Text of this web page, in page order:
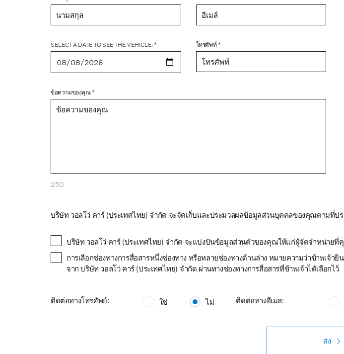
SELECT A DATE TO SEE THE VEHICLE: * โทรศัพท์ *
ข้อความของคุณ *
250
บริษัท วอลโว่ คาร์ (ประเทศไทย) จำกัด จะจัดเก็บและประมวลผลข้อมูลส่วนบุคคลของคุณตามที่ป
บริษัท วอลโว่ คาร์ (ประเทศไทย) จำกัด จะแบ่งปันข้อมูลส่วนตัวของคุณให้แก่ผู้จัดจำหน่ายที่
การเลือกช่องทางการสื่อสารหนึ่งช่องทาง หรือหลายช่องทางด้านล่าง หมายความว่าข้าพเจ้
จาก บริษัท วอลโว่ คาร์ (ประเทศไทย) จำกัด ผ่านทางช่องทางการสื่อสารที่ข้าพเจ้าได้เลือกไว้
ติดต่อทางโทรศัพย์: ใช่ ไม่ ติดต่อทางอีเมล:
ส่ง